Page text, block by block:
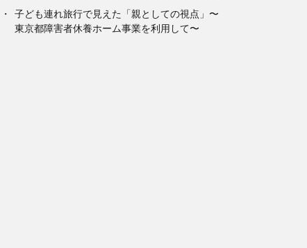
子ども連れ旅行で見えた「親としての視点」〜
東京都障害者休養ホーム事業を利用して〜